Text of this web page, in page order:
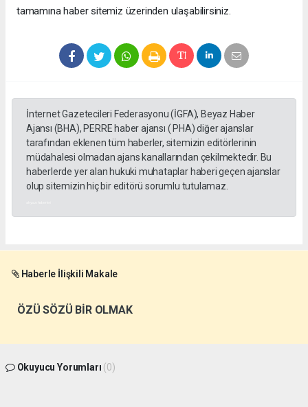
tamamına haber sitemiz üzerinden ulaşabilirsiniz.
İnternet Gazetecileri Federasyonu (İGFA), Beyaz Haber
Ajansı (BHA), PERRE haber ajansı ( PHA) diğer ajanslar
tarafından eklenen tüm haberler, sitemizin editörlerinin
müdahalesi olmadan ajans kanallarından çekilmektedir. Bu
haberlerde yer alan hukuki muhataplar haberi geçen ajanslar
olup sitemizin hiç bir editörü sorumlu tutulamaz.
Haberle İlişkili Makale
ÖZÜ SÖZÜ BİR OLMAK
Okuyucu Yorumları (0)